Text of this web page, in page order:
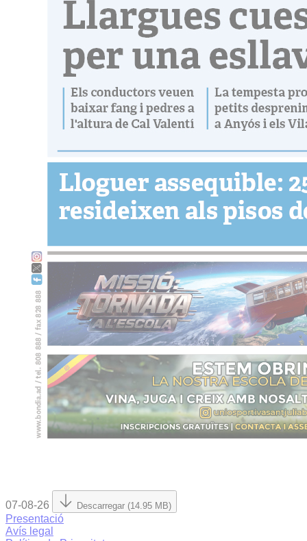
07-08-26 Descarregar (14.95 MB)
Presentació
Avís legal